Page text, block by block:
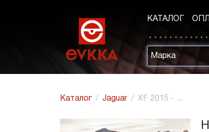
КАТАЛОГ
Каталог Jaguar XF 2015 - ...